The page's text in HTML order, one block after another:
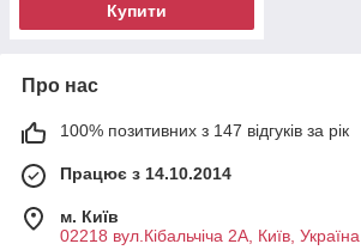
Купити
Про нас
100% позитивних з 147 відгуків за рік
Працює з 14.10.2014
м. Київ
02218 вул.Кібальчіча 2А, Київ, Україна